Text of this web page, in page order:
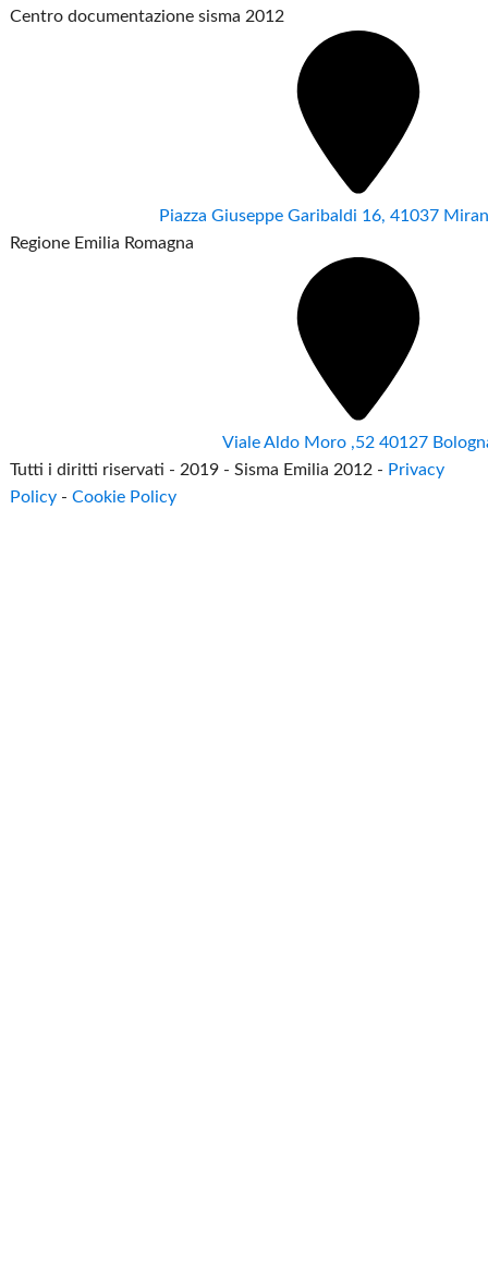
Centro documentazione sisma 2012
Piazza Giuseppe Garibaldi 16, 41037
Regione Emilia Romagna
Viale Aldo Moro ,52 40127
Tutti i diritti riservati - 2019 - Sisma Emilia 2012 - Privacy
Policy -Cookie Policy